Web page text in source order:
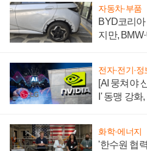
자동차·부품
BYD코리
지만,
전자·전기·정
[AI 뭉쳐야
I' 동맹 강화
화학·에너지
'한수원 협